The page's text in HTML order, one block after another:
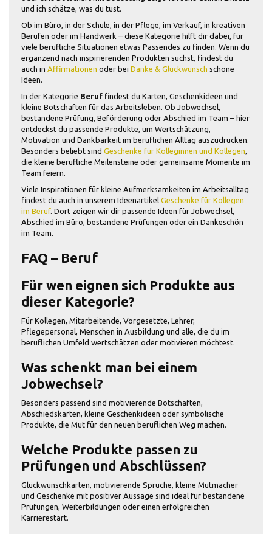
und ich schätze, was du tust.
Ob im Büro, in der Schule, in der Pflege, im Verkauf, in kreativen
Berufen oder im Handwerk – diese Kategorie hilft dir dabei, für
viele berufliche Situationen etwas Passendes zu finden. Wenn du
ergänzend nach inspirierenden Produkten suchst, findest du
auch in Affirmationen oder bei Danke & Glückwunsch schöne
Ideen.
In der Kategorie Beruf findest du Karten, Geschenkideen und
kleine Botschaften für das Arbeitsleben. Ob Jobwechsel,
bestandene Prüfung, Beförderung oder Abschied im Team – hier
entdeckst du passende Produkte, um Wertschätzung,
Motivation und Dankbarkeit im beruflichen Alltag auszudrücken.
Besonders beliebt sind Geschenke für Kolleginnen und Kollegen,
die kleine berufliche Meilensteine oder gemeinsame Momente im
Team feiern.
Viele Inspirationen für kleine Aufmerksamkeiten im Arbeitsalltag
findest du auch in unserem Ideenartikel Geschenke für Kollegen
im Beruf. Dort zeigen wir dir passende Ideen für Jobwechsel,
Abschied im Büro, bestandene Prüfungen oder ein Dankeschön
im Team.
FAQ – Beruf
Für wen eignen sich Produkte aus
dieser Kategorie?
Für Kollegen, Mitarbeitende, Vorgesetzte, Lehrer,
Pflegepersonal, Menschen in Ausbildung und alle, die du im
beruflichen Umfeld wertschätzen oder motivieren möchtest.
Was schenkt man bei einem
Jobwechsel?
Besonders passend sind motivierende Botschaften,
Abschiedskarten, kleine Geschenkideen oder symbolische
Produkte, die Mut für den neuen beruflichen Weg machen.
Welche Produkte passen zu
Prüfungen und Abschlüssen?
Glückwunschkarten, motivierende Sprüche, kleine Mutmacher
und Geschenke mit positiver Aussage sind ideal für bestandene
Prüfungen, Weiterbildungen oder einen erfolgreichen
Karrierestart.